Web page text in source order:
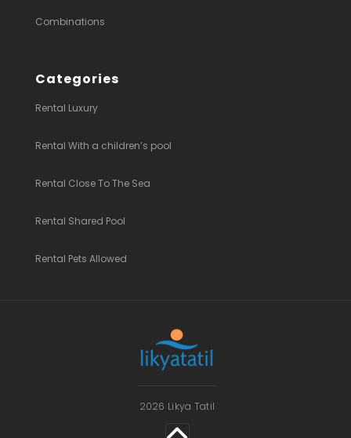
Combinations
Categories
Rental Luxury
Rental With a children’s pool
Rental Close To The Sea
Rental Shared Pool
Rental Pets Allowed
2026 Likya Tatil